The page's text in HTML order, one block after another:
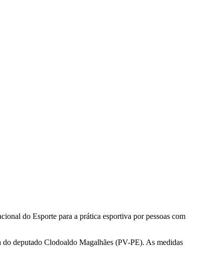
do Esporte para a prática esportiva por pessoas com
deputado Clodoaldo Magalhães (PV-PE). As medidas